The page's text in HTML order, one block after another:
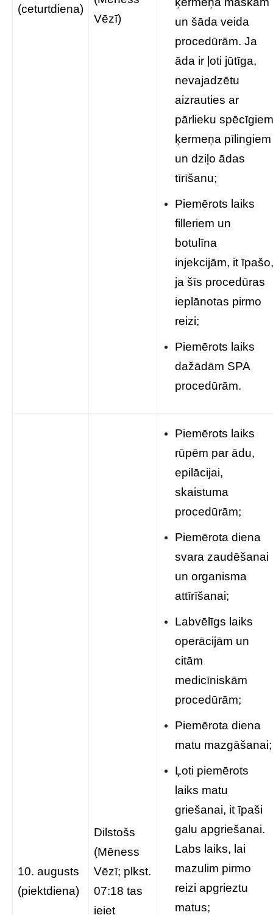
(ceturtdiena)
Vēzī)
un šāda veida
procedūrām. Ja
āda ir ļoti jūtīga,
nevajadzētu
aizrauties ar
pārlieku spēcīgiem
ķermeņa pīlingiem
un dziļo ādas
tīrīšanu;
Piemērots laiks
filleriem un
botulīna
injekcijām, it īpašo,
ja šīs procedūras
ieplānotas pirmo
reizi;
Piemērots laiks
dažādām SPA
procedūrām.
10. augusts
(piektdiena)
Dilstošs
(Mēness
Vēzī; plkst.
07:18 tas
ieiet
Piemērots laiks
rūpēm par ādu,
epilācijai,
skaistuma
procedūrām;
Piemērota diena
svara zaudēšanai
un organisma
attīrīšanai;
Labvēlīgs laiks
operācijām un
citām
medicīniskām
procedūrām;
Piemērota diena
matu mazgāšanai;
Ļoti piemērots
laiks matu
griešanai, it īpaši
galu apgriešanai.
Labs laiks, lai
mazulim pirmo
reizi apgrieztu
matus;